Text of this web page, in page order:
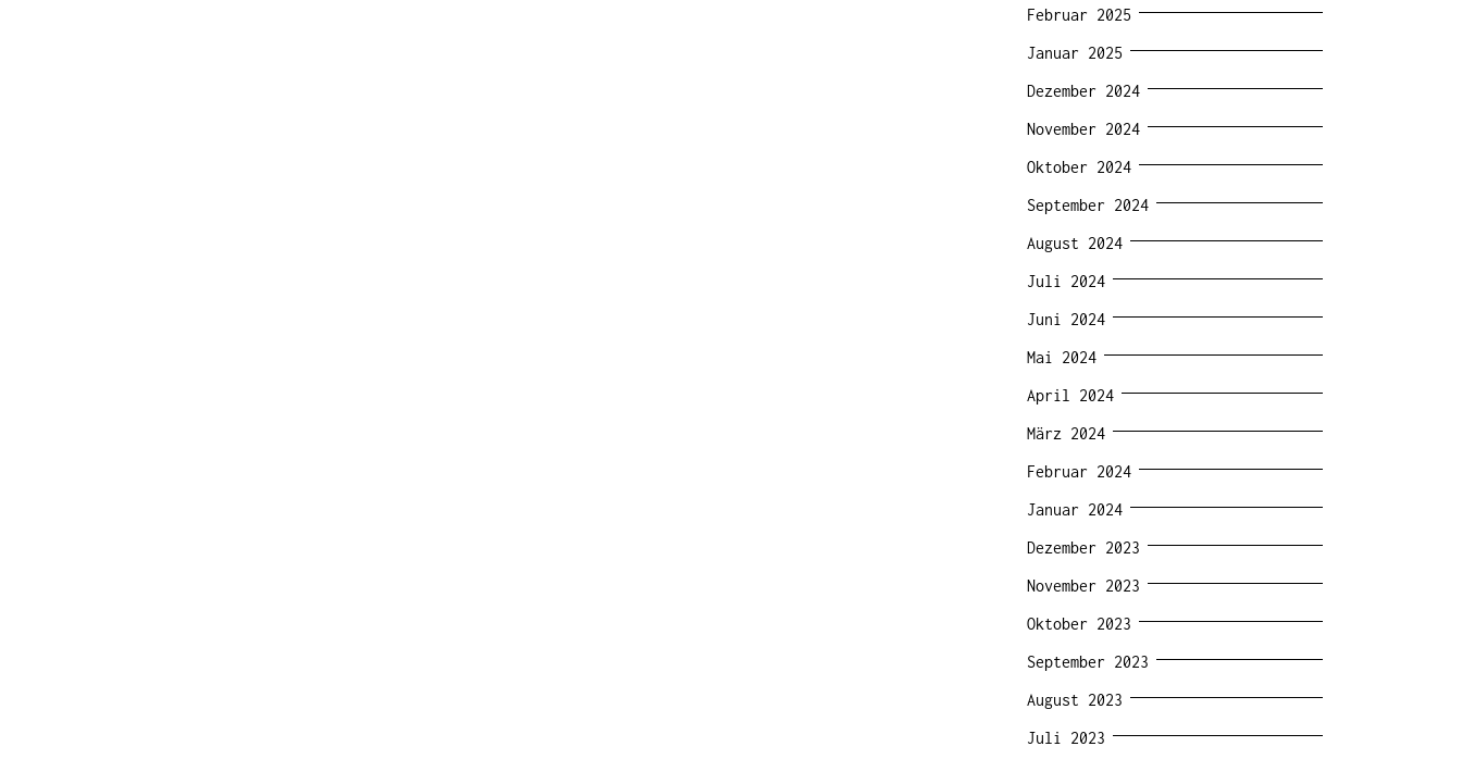
Februar 2025
Januar 2025
Dezember 2024
November 2024
Oktober 2024
September 2024
August 2024
Juli 2024
Juni 2024
Mai 2024
April 2024
März 2024
Februar 2024
Januar 2024
Dezember 2023
November 2023
Oktober 2023
September 2023
August 2023
Juli 2023